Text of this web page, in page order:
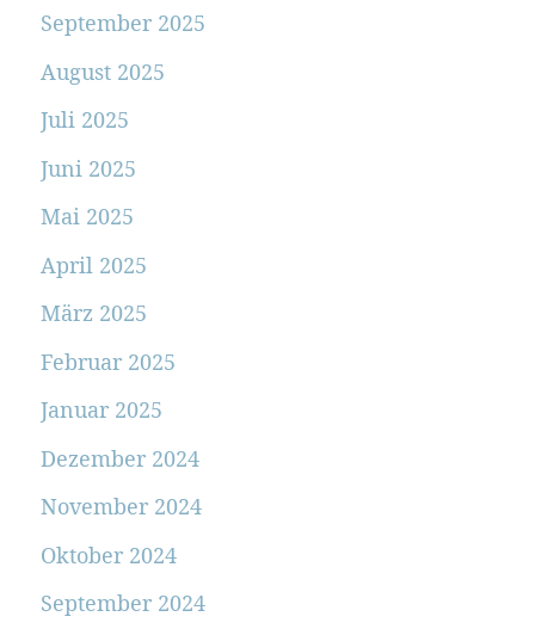
September 2025
August 2025
Juli 2025
Juni 2025
Mai 2025
April 2025
März 2025
Februar 2025
Januar 2025
Dezember 2024
November 2024
Oktober 2024
September 2024